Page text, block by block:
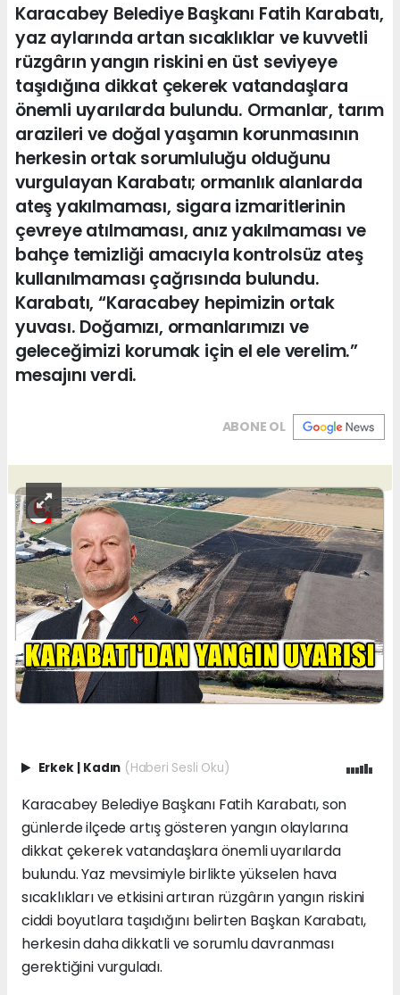
Karacabey Belediye Başkanı Fatih Karabatı,
yaz aylarında artan sıcaklıklar ve kuvvetli
rüzgârın yangın riskini en üst seviyeye
taşıdığına dikkat çekerek vatandaşlara
önemli uyarılarda bulundu. Ormanlar, tarım
arazileri ve doğal yaşamın korunmasının
herkesin ortak sorumluluğu olduğunu
vurgulayan Karabatı; ormanlık alanlarda
ateş yakılmaması, sigara izmaritlerinin
çevreye atılmaması, anız yakılmaması ve
bahçe temizliği amacıyla kontrolsüz ateş
kullanılmaması çağrısında bulundu.
Karabatı, “Karacabey hepimizin ortak
yuvası. Doğamızı, ormanlarımızı ve
geleceğimizi korumak için el ele verelim.”
mesajını verdi.
ABONE OL
Erkek | Kadın (Haberi Sesli Oku)
Karacabey Belediye Başkanı Fatih Karabatı, son
günlerde ilçede artış gösteren yangın olaylarına
dikkat çekerek vatandaşlara önemli uyarılarda
bulundu. Yaz mevsimiyle birlikte yükselen hava
sıcaklıkları ve etkisini artıran rüzgârın yangın riskini
ciddi boyutlara taşıdığını belirten Başkan Karabatı,
herkesin daha dikkatli ve sorumlu davranması
gerektiğini vurguladı.